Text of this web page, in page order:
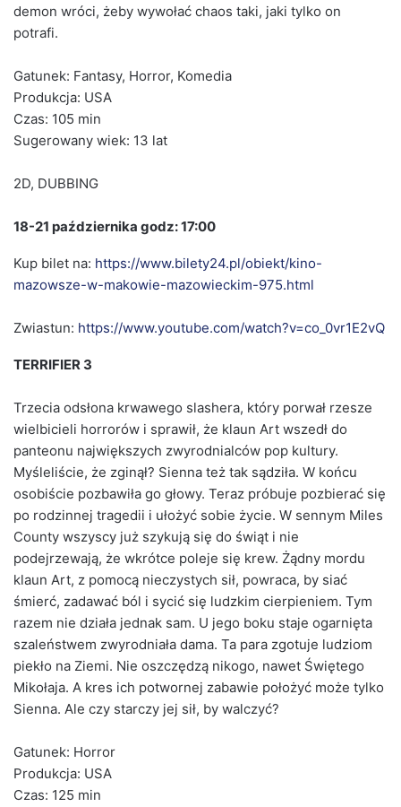
demon wróci, żeby wywołać chaos taki, jaki tylko on
potrafi.
Gatunek: Fantasy, Horror, Komedia
Produkcja: USA
Czas: 105 min
Sugerowany wiek: 13 lat
2D, DUBBING
18-21 października godz: 17:00
Kup bilet na: https://www.bilety24.pl/obiekt/kino-
mazowsze-w-makowie-mazowieckim-975.html
Zwiastun: https://www.youtube.com/watch?v=co_0vr1E2vQ
TERRIFIER 3
Trzecia odsłona krwawego slashera, który porwał rzesze
wielbicieli horrorów i sprawił, że klaun Art wszedł do
panteonu największych zwyrodnialców pop kultury.
Myśleliście, że zginął? Sienna też tak sądziła. W końcu
osobiście pozbawiła go głowy. Teraz próbuje pozbierać się
po rodzinnej tragedii i ułożyć sobie życie. W sennym Miles
County wszyscy już szykują się do świąt i nie
podejrzewają, że wkrótce poleje się krew. Żądny mordu
klaun Art, z pomocą nieczystych sił, powraca, by siać
śmierć, zadawać ból i sycić się ludzkim cierpieniem. Tym
razem nie działa jednak sam. U jego boku staje ogarnięta
szaleństwem zwyrodniała dama. Ta para zgotuje ludziom
piekło na Ziemi. Nie oszczędzą nikogo, nawet Świętego
Mikołaja. A kres ich potwornej zabawie położyć może tylko
Sienna. Ale czy starczy jej sił, by walczyć?
Gatunek: Horror
Produkcja: USA
Czas: 125 min